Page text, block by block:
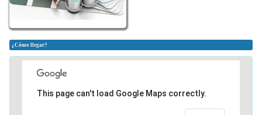
¿Cómo llegar?
This page can't load Google Maps correctly.